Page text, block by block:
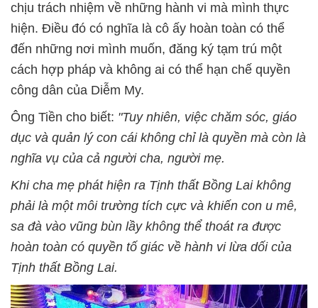
chịu trách nhiệm về những hành vi mà mình thực
hiện. Điều đó có nghĩa là cô ấy hoàn toàn có thể
đến những nơi mình muốn, đăng ký tạm trú một
cách hợp pháp và không ai có thể hạn chế quyền
công dân của Diễm My.
Ông Tiền cho biết: "Tuy nhiên, việc chăm sóc, giáo
dục và quản lý con cái không chỉ là quyền mà còn là
nghĩa vụ của cả người cha, người mẹ.
Khi cha mẹ phát hiện ra Tịnh thất Bồng Lai không
phải là một môi trường tích cực và khiến con u mê,
sa đà vào vũng bùn lầy không thể thoát ra được
hoàn toàn có quyền tố giác về hành vi lừa dối của
Tịnh thất Bồng Lai.